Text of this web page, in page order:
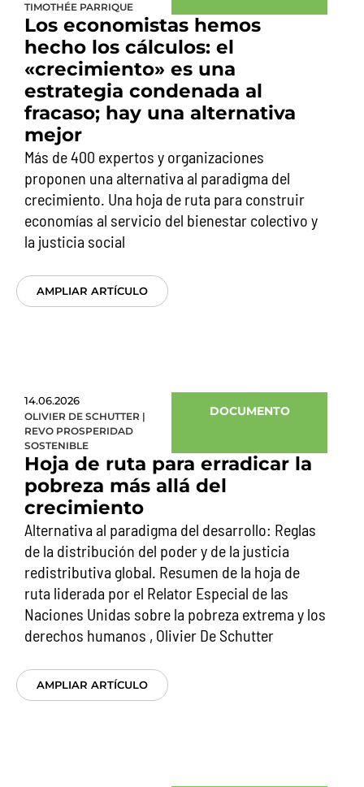
TIMOTHÉE PARRIQUE
Los economistas hemos
hecho los cálculos: el
«crecimiento» es una
estrategia condenada al
fracaso; hay una alternativa
mejor
Más de 400 expertos y organizaciones
proponen una alternativa al paradigma del
crecimiento. Una hoja de ruta para construir
economías al servicio del bienestar colectivo y
la justicia social
AMPLIAR ARTÍCULO
14.06.2026
OLIVIER DE SCHUTTER |
REVO PROSPERIDAD
SOSTENIBLE
DOCUMENTO
Hoja de ruta para erradicar la
pobreza más allá del
crecimiento
Alternativa al paradigma del desarrollo: Reglas
de la distribución del poder y de la justicia
redistributiva global. Resumen de la hoja de
ruta liderada por el Relator Especial de las
Naciones Unidas sobre la pobreza extrema y los
derechos humanos , Olivier De Schutter
AMPLIAR ARTÍCULO